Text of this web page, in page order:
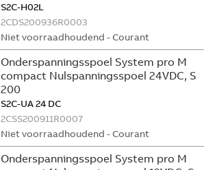
S2C-H02L
2CDS200936R0003
Niet voorraadhoudend - Courant
Onderspanningsspoel System pro M
compact Nulspanningsspoel 24VDC, S
200
S2C-UA 24 DC
2CSS200911R0007
Niet voorraadhoudend - Courant
Onderspanningsspoel System pro M